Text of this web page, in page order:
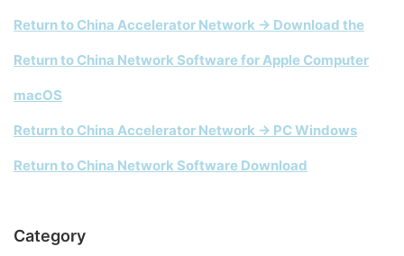
Return to China Accelerator Network → Download the
Return to China Network Software for Apple Computer
macOS
Return to China Accelerator Network → PC Windows
Return to China Network Software Download
Category